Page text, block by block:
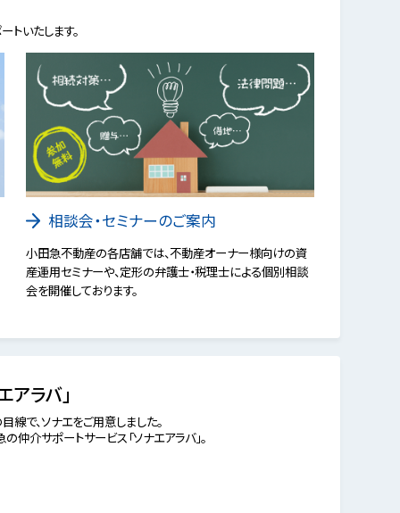
トいたします。
相談会・セミナーのご案内
小田急不動産の各店舗では、不動産オーナー様向けの資
産運用セミナーや、定形の弁護士・税理士による個別相談
会を開催しております。
ラバ」
線で、ソナエをご用意しました。
仲介サポートサービス「ソナエアラバ」。